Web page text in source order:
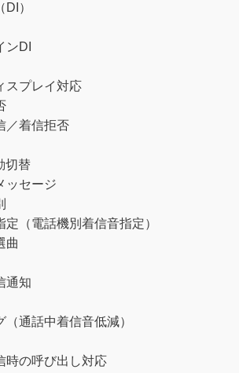
）
ンDI
スプレイ対応
／着信拒否
切替
ッセージ
（電話機別着信音指定）
曲
通知
通話中着信音低減）
時の呼び出し対応